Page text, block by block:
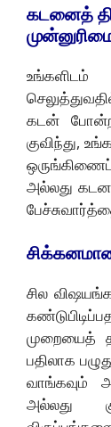
கடனைத்
கடன்
குவிந்து,
அல்லது
சில
முறையைத்
பதிலாக
வாங்கவும்
அல்லது